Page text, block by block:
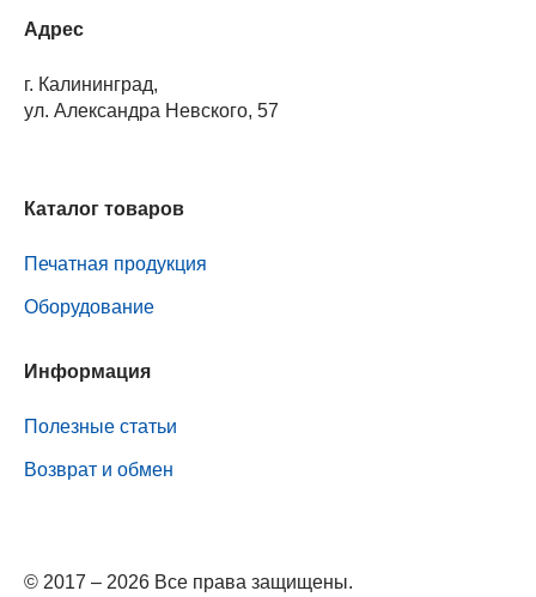
Адрес
г. Калининград,
ул. Александра Невского, 57
Каталог товаров
Печатная продукция
Оборудование
Информация
Полезные статьи
Возврат и обмен
© 2017 – 2026 Все права защищены.